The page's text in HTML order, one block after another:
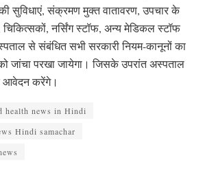
सुविधाएं, संक्रमण मुक्त वातावरण, उपचार के
चिकित्सकों, नर्सिंग स्टॉफ, अन्य मेडिकल स्टॉफ
से संबंधित सभी सरकारी नियम-कानूनों का
जांचा परखा जायेगा। जिसके उपरांत अस्पताल
आवेदन करेंगे।
health news in Hindi
Hindi samachar